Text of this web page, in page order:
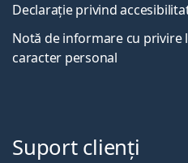
Declarație privind
Notă de informare cu privire
caracter personal
Suport clienți